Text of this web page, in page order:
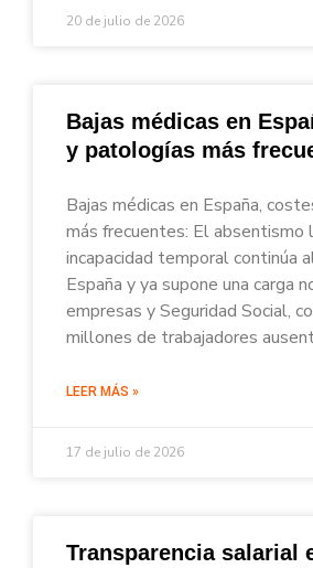
20 de julio de 2026
Bajas médicas en
y patologías más
Bajas médicas en España,
más frecuentes: El absentismo
incapacidad temporal continúa
España y ya supone una carga
empresas y Seguridad Social,
millones de trabajadores
LEER MÁS »
17 de julio de 2026
Transparencia salarial